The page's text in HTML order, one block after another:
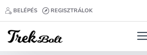
BELÉPÉS REGISZTRÁLOK